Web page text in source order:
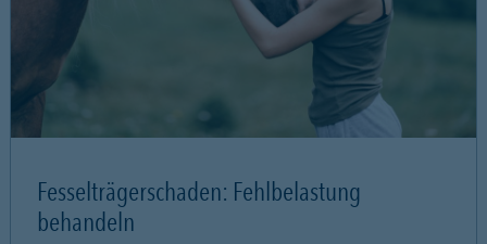
Fesselträgerschaden: Fehlbelastung
behandeln